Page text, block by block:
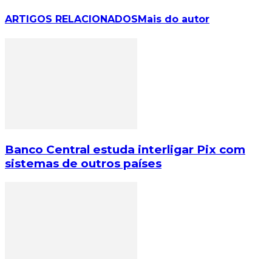
ARTIGOS RELACIONADOS Mais do autor
Banco Central estuda interligar Pix com
sistemas de outros países